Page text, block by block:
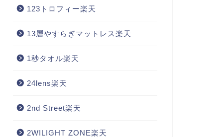
123トロフィー楽天
13層やすらぎマットレス楽天
1秒タオル楽天
24lens楽天
2nd Street楽天
2WILIGHT ZONE楽天